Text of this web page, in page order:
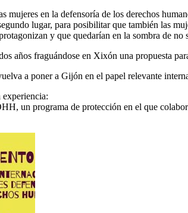
mujeres en la defensoría de los derechos
lugar, para posibilitar que también las
y que quedarían en la sombra de no
años fraguándose en Xixón una propuesta
a poner a Gijón en el papel relevante
experiencia:
un programa de protección en el que